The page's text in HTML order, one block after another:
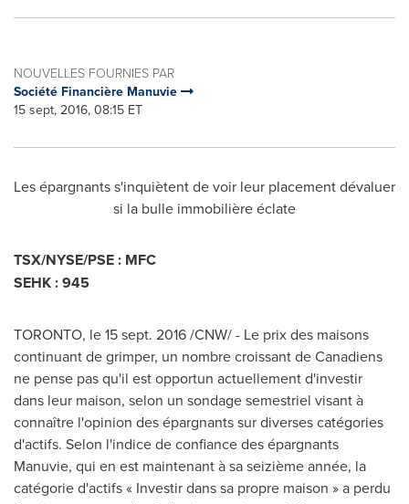
NOUVELLES FOURNIES PAR
Société Financière Manuvie
15 sept, 2016, 08:15 ET
Les épargnants s'inquiètent de voir leur placement dévaluer
si la bulle immobilière éclate
TSX/NYSE/PSE : MFC
SEHK : 945
TORONTO, le15 sept. 2016/CNW/ - Le prix des maisons
continuant de grimper, un nombre croissant de Canadiens
ne pense pas qu'il est opportun actuellement d'investir
dans leur maison, selon un sondage semestriel visant à
connaître l'opinion des épargnants sur diverses catégories
d'actifs. Selon l'indice de confiance des épargnants
Manuvie, qui en est maintenant à sa seizième année, la
catégorie d'actifs « Investir dans sa propre maison » a perdu